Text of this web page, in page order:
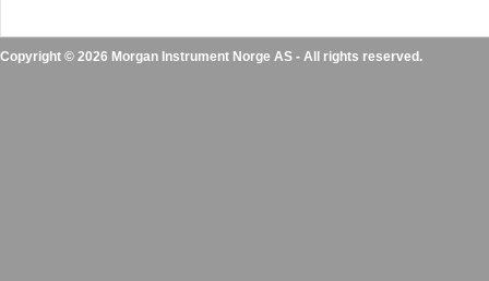
Copyright © 2026 Morgan Instrument Norge AS - All rights reserved.